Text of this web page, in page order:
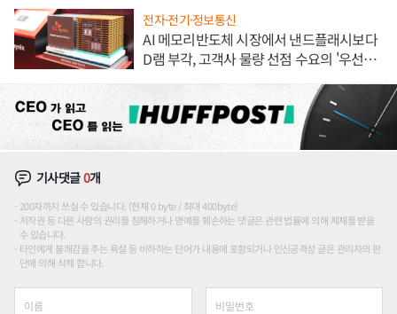
전자·전기·정보통신
AI 메모리반도체 시장에서 낸드플래시보다
D램 부각, 고객사 물량 선점 수요의 '우선순
기사댓글0개
200자까지 쓰실 수 있습니다. (현재 0 byte / 최대 400byte)
저작권 등 다른 사람의 권리를 침해하거나 명예를 훼손하는 댓글은 관련 법률에 의해 제재를 받을
수 있습니다.
타인에게 불쾌감을 주는 욕설 등 비하하는 단어가 내용에 포함되거나 인신공격성 글은 관리자의 판
단에 의해 삭제 합니다.